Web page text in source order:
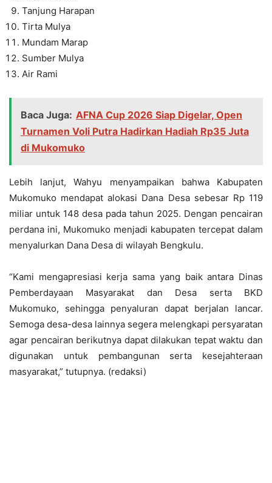
Tanjung Harapan
Tirta Mulya
Mundam Marap
Sumber Mulya
Air Rami
Baca Juga: AFNA Cup 2026 Siap Digelar, Open
Turnamen Voli Putra Hadirkan Hadiah Rp35 Juta
di Mukomuko
Lebih lanjut, Wahyu menyampaikan bahwa Kabupaten
Mukomuko mendapat alokasi Dana Desa sebesar Rp 119
miliar untuk 148 desa pada tahun 2025. Dengan pencairan
perdana ini, Mukomuko menjadi kabupaten tercepat dalam
menyalurkan Dana Desa di wilayah Bengkulu.
“Kami mengapresiasi kerja sama yang baik antara Dinas
Pemberdayaan Masyarakat dan Desa serta BKD
Mukomuko, sehingga penyaluran dapat berjalan lancar.
Semoga desa-desa lainnya segera melengkapi persyaratan
agar pencairan berikutnya dapat dilakukan tepat waktu dan
digunakan untuk pembangunan serta kesejahteraan
masyarakat,” tutupnya. (redaksi)